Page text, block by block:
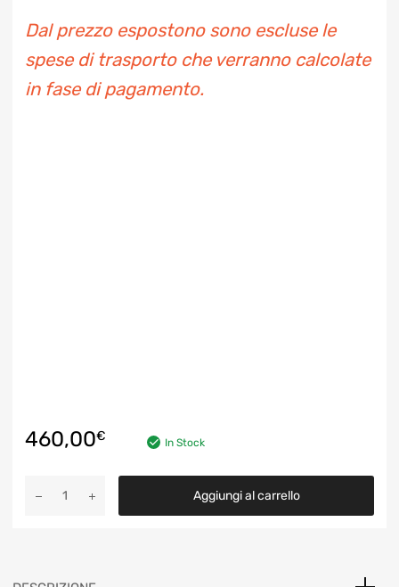
Dal prezzo espostono sono escluse le
spese di trasporto che verranno
Turbocompressore
Aggiungi al carrello